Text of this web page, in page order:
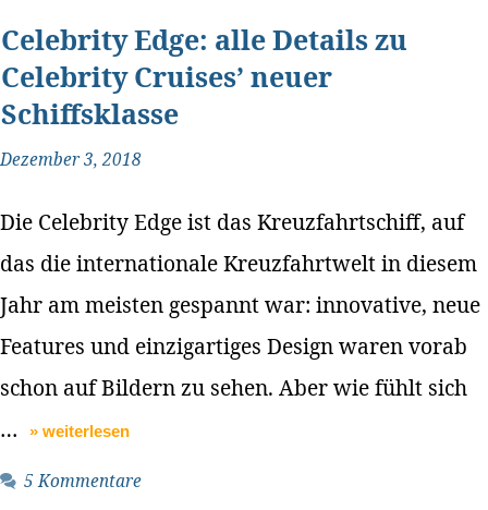
Celebrity Edge: alle Details zu
Celebrity Cruises’ neuer
Schiffsklasse
Dezember 3, 2018
Die Celebrity Edge ist das Kreuzfahrtschiff, auf
das die internationale Kreuzfahrtwelt in diesem
Jahr am meisten gespannt war: innovative, neue
Features und einzigartiges Design waren vorab
schon auf Bildern zu sehen. Aber wie fühlt sich
…
» weiterlesen
5 Kommentare